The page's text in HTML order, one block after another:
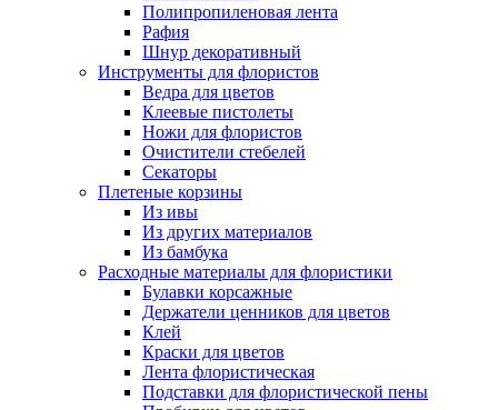
Полипропиленовая лента
Рафия
Шнур декоративный
Инструменты для флористов
Ведра для цветов
Клеевые пистолеты
Ножи для флористов
Очистители стебелей
Секаторы
Плетеные корзины
Из ивы
Из других материалов
Из бамбука
Расходные материалы для флористики
Булавки корсажные
Держатели ценников для цветов
Клей
Краски для цветов
Лента флористическая
Подставки для флористической пены